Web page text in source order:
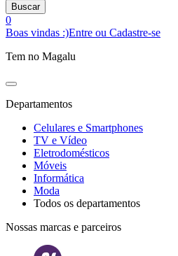
Buscar
0
Boas vindas :)Entre ou Cadastre-se
Tem no Magalu
Departamentos
Celulares e Smartphones
TV e Vídeo
Eletrodomésticos
Móveis
Informática
Moda
Todos os departamentos
Nossas marcas e parceiros